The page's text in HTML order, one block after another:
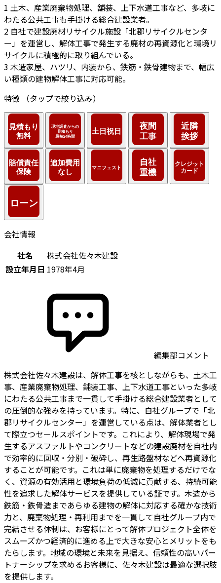
1 土木、産業廃棄物処理、舗装、上下水道工事など、多岐に
わたる公共工事も手掛ける総合建設業者。
2 自社で建設廃材リサイクル施設「北郡リサイクルセンタ
ー」を運営し、解体工事で発生する廃材の再資源化と環境リ
サイクルに積極的に取り組んでいる。
3 木造家屋、ハツリ、内装から、鉄筋・鉄骨建物まで、幅広
い種類の建物解体工事に対応可能。
特徴
（タップで絞り込み）
会社情報
社名
株式会社佐々木建設
設立年月日 1978年4月
編集部コメント
株式会社佐々木建設は、解体工事を核としながらも、土木工
事、産業廃棄物処理、舗装工事、上下水道工事といった多岐
にわたる公共工事まで一貫して手掛ける総合建設業者として
の圧倒的な強みを持っています。特に、自社グループで「北
郡リサイクルセンター」を運営している点は、解体業者とし
て際立つセールスポイントです。これにより、解体現場で発
生するアスファルトやコンクリートなどの建設廃材を自社内
で効率的に回収・分別・破砕し、再生路盤材などへ再資源化
することが可能です。これは単に廃棄物を処理するだけでな
く、資源の有効活用と環境負荷の低減に貢献する、持続可能
性を追求した解体サービスを提供している証です。木造から
鉄筋・鉄骨造まであらゆる建物の解体に対応する確かな技術
力と、廃棄物処理・再利用までを一貫して自社グループ内で
完結させる体制は、お客様にとって解体プロジェクト全体を
スムーズかつ経済的に進める上で大きな安心とメリットをも
たらします。地域の環境と未来を見据え、信頼性の高いパー
トナーシップを求めるお客様に、佐々木建設は最適な選択肢
を提供します。